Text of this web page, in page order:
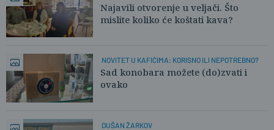
Najavili otvorenje u veljači. Što
mislite koliko će koštati kava?
NOVITET U KAFIĆIMA: KORISNO ILI NEPOTREBNO?
Sad konobara možete (do)zvati i
ovako
DUŠAN ŽARKOV